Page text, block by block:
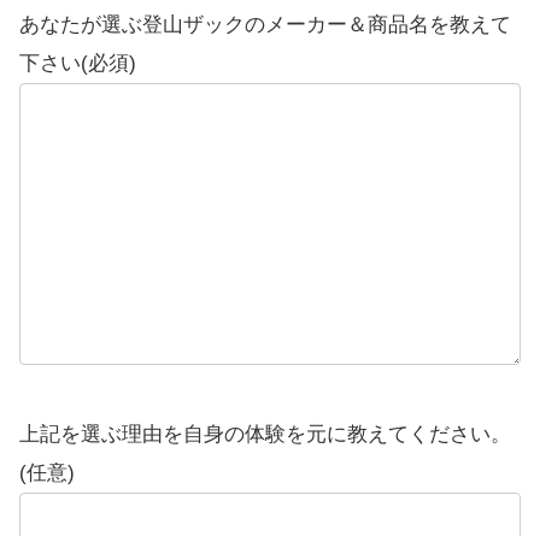
あなたが選ぶ登山ザックのメーカー＆商品名を教えて
下さい(必須)
上記を選ぶ理由を自身の体験を元に教えてください。
(任意)